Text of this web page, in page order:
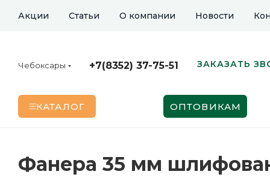
Акции Статьи О компании Новости
Чебоксары +7(8352) 37-75-51 ЗАКАЗАТЬ
КАТАЛОГ ОПТОВИКАМ
Фанера 35 мм